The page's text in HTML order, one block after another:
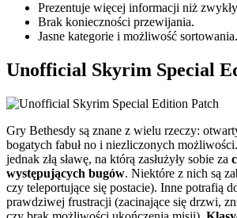
Prezentuje więcej informacji niż
Brak konieczności przewijania.
Jasne kategorie i możliwość sortowania.
Unofficial Skyrim Special
Gry Bethesdy są znane z wielu rzeczy:
bogatych fabuł no i niezliczonych
jednak złą sławę, na którą zasłużyły sobie za
występujących bugów. Niektóre z nich są
czy teleportujące się postacie). Inne potrafią
prawdziwej frustracji (zacinające się drzwi,